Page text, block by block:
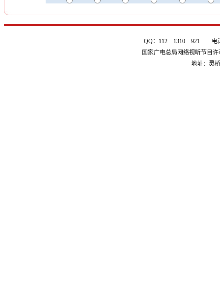
QQ：112 1310 921 电话
国家广电总局网络视听节目
地址：灵